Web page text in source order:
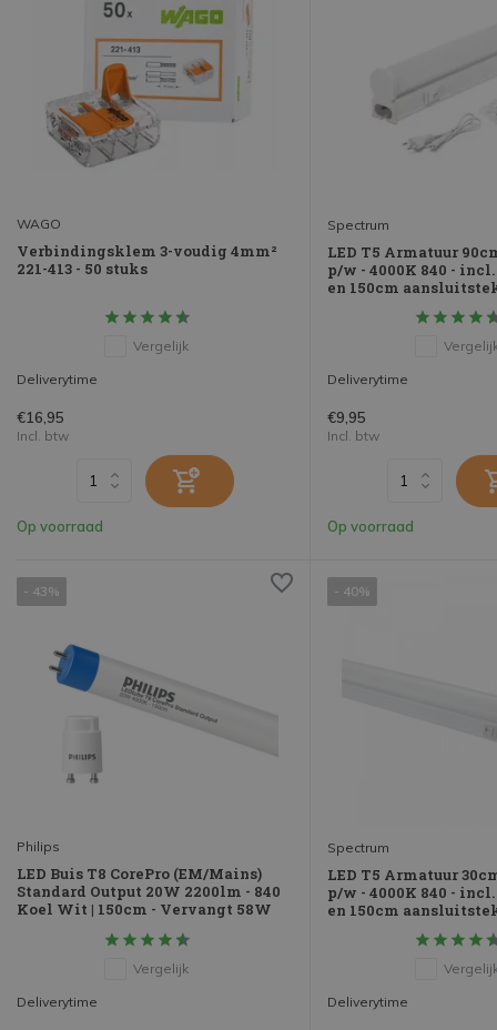
WAGO
Verbindingsklem 3-voudig 4mm²
221-413 - 50 stuks
Vergelijk
Deliverytime
€16,95
Incl. btw
Op voorraad
Spectrum
LED T5 Armatuur
p/w - 4000K 840 -
en 150cm
Deliverytime
€9,95
Incl. btw
Op voorraad
- 43%
Philips
LED Buis T8 CorePro (EM/Mains)
Standard Output 20W 2200lm - 840
Koel Wit | 150cm - Vervangt 58W
Vergelijk
Deliverytime
- 40%
Spectrum
LED T5 Armatuur
p/w - 4000K 840 -
en 150cm
Deliverytime